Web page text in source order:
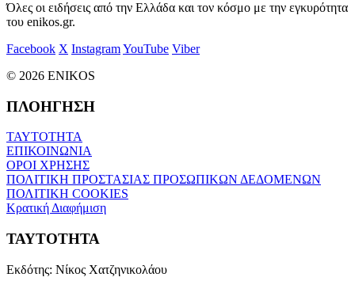
Όλες οι ειδήσεις από την Ελλάδα και τον κόσμο με την εγκυρότητα
του enikos.gr.
Facebook X InstagramYouTube Viber
© 2026 ENIKOS
ΠΛΟΗΓΗΣΗ
ΤΑΥΤΟΤΗΤΑ
ΕΠΙΚΟΙΝΩΝΙΑ
ΟΡΟΙ ΧΡΗΣΗΣ
ΠΟΛΙΤΙΚΗ ΠΡΟΣΤΑΣΙΑΣ ΠΡΟΣΩΠΙΚΩΝ ΔΕΔΟΜΕΝΩΝ
ΠΟΛΙΤΙΚΗ COOKIES
Κρατική Διαφήμιση
ΤΑΥΤΟΤΗΤΑ
Εκδότης: Νίκος Χατζηνικολάου